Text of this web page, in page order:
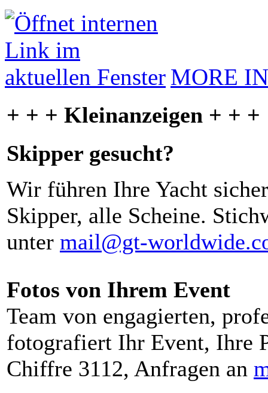
MORE
+ + + Kleinanzeigen + + +
Skipper gesucht?
Wir führen Ihre Yacht
Skipper, alle Scheine.
unter mail@gt-
Fotos von Ihrem Event
Team von engagierten,
fotografiert Ihr Event, Ihre
Chiffre 3112, Anfragen an